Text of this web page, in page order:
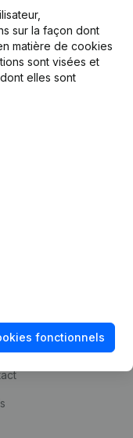
sur la façon dont
matière de cookies
sont visées et
elles sont
fonctionnels
d’entreprise